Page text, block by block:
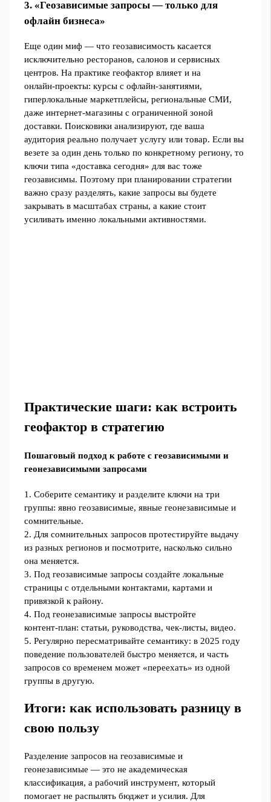
3. «Геозависимые запросы — только для
офлайн бизнеса»
Еще один миф — что геозависимость касается
исключительно ресторанов, салонов и сервисных
центров. На практике геофактор влияет и на
онлайн‑проекты: курсы с офлайн‑занятиями,
гиперлокальные маркетплейсы, региональные СМИ,
даже интернет‑магазины с ограниченной зоной
доставки. Поисковики анализируют, где ваша
аудитория реально получает услугу или товар. Если вы
везете за один день только по конкретному региону, то
ключи типа «доставка сегодня» для вас тоже
геозависимы. Поэтому при планировании стратегии
важно сразу разделять, какие запросы вы будете
закрывать в масштабах страны, а какие стоит
усиливать именно локальными активностями.
Практические шаги: как встроить
геофактор в стратегию
Пошаговый подход к работе с геозависимыми и
геонезависимыми запросами
1. Соберите семантику и разделите ключи на три
группы: явно геозависимые, явные геонезависимые и
сомнительные.
2. Для сомнительных запросов протестируйте выдачу
из разных регионов и посмотрите, насколько сильно
она меняется.
3. Под геозависимые запросы создайте локальные
страницы с отдельными контактами, картами и
привязкой к району.
4. Под геонезависимые запросы выстройте
контент‑план: статьи, руководства, чек‑листы, видео.
5. Регулярно пересматривайте семантику: в 2025 году
поведение пользователей быстро меняется, и часть
запросов со временем может «переехать» из одной
группы в другую.
Итоги: как использовать разницу в
свою пользу
Разделение запросов на геозависимые и
геонезависимые — это не академическая
классификация, а рабочий инструмент, который
помогает не распылять бюджет и усилия. Для